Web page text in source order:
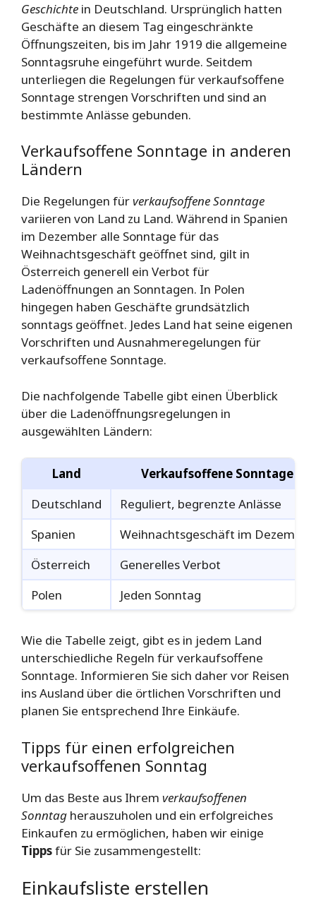
Geschichte in Deutschland. Ursprünglich hatten
Geschäfte an diesem Tag eingeschränkte
Öffnungszeiten, bis im Jahr 1919 die allgemeine
Sonntagsruhe eingeführt wurde. Seitdem
unterliegen die Regelungen für verkaufsoffene
Sonntage strengen Vorschriften und sind an
bestimmte Anlässe gebunden.
Verkaufsoffene Sonntage in anderen
Ländern
Die Regelungen fürverkaufsoffene Sonntage
variieren von Land zu Land. Während in Spanien
im Dezember alle Sonntage für das
Weihnachtsgeschäft geöffnet sind, gilt in
Österreich generell ein Verbot für
Ladenöffnungen an Sonntagen. In Polen
hingegen haben Geschäfte grundsätzlich
sonntags geöffnet. Jedes Land hat seine eigenen
Vorschriften und Ausnahmeregelungen für
verkaufsoffene Sonntage.
Die nachfolgende Tabelle gibt einen Überblick
über die Ladenöffnungsregelungen in
ausgewählten Ländern:
Land
Verkaufsoffene Sonntage
Deutschland
Reguliert, begrenzte Anlässe
Spanien
Weihnachtsgeschäft im Dezember
Österreich
Generelles Verbot
Polen
Jeden Sonntag
Wie die Tabelle zeigt, gibt es in jedem Land
unterschiedliche Regeln für verkaufsoffene
Sonntage. Informieren Sie sich daher vor Reisen
ins Ausland über die örtlichen Vorschriften und
planen Sie entsprechend Ihre Einkäufe.
Tipps für einen erfolgreichen
verkaufsoffenen Sonntag
Um das Beste aus Ihrem verkaufsoffenen
Sonntag herauszuholen und ein erfolgreiches
Einkaufen zu ermöglichen, haben wir einige
Tippsfür Sie zusammengestellt:
Einkaufsliste erstellen